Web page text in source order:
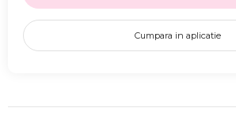
Cumpara in aplicatie